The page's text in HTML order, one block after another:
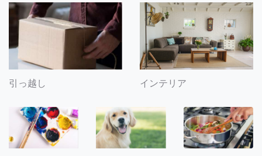
引っ越し インテリア